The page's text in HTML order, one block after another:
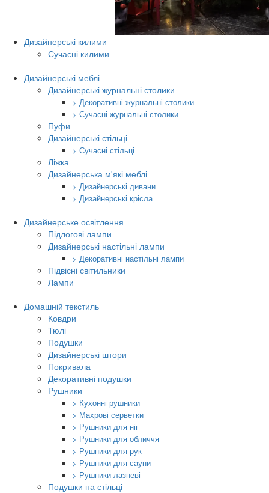
Дизайнерські килими
Сучасні килими
Дизайнерські меблі
Дизайнерські журнальні столики
> Декоративні журнальні столики
> Сучасні журнальні столики
Пуфи
Дизайнерські стільці
> Сучасні стільці
Ліжка
Дизайнерська м'які меблі
> Дизайнерські дивани
> Дизайнерські крісла
Дизайнерське освітлення
Підлогові лампи
Дизайнерські настільні лампи
> Декоративні настільні лампи
Підвісні світильники
Лампи
Домашній текстиль
Ковдри
Тюлі
Подушки
Дизайнерські штори
Покривала
Декоративні подушки
Рушники
> Кухонні рушники
> Махрові серветки
> Рушники для ніг
> Рушники для обличчя
> Рушники для рук
> Рушники для сауни
> Рушники лазневі
Подушки на стільці